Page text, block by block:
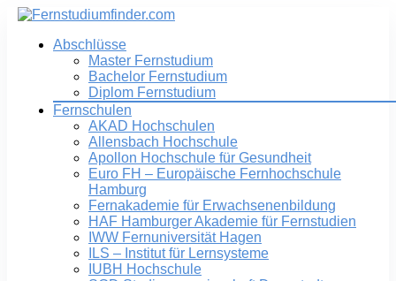
Abschlüsse
Master Fernstudium
Bachelor Fernstudium
Diplom Fernstudium
Fernschulen
AKAD Hochschulen
Allensbach Hochschule
Apollon Hochschule für Gesundheit
Euro FH – Europäische Fernhochschule
Hamburg
Fernakademie für Erwachsenenbildung
HAF Hamburger Akademie für Fernstudien
IWW Fernuniversität Hagen
ILS – Institut für Lernsysteme
IUBH Hochschule